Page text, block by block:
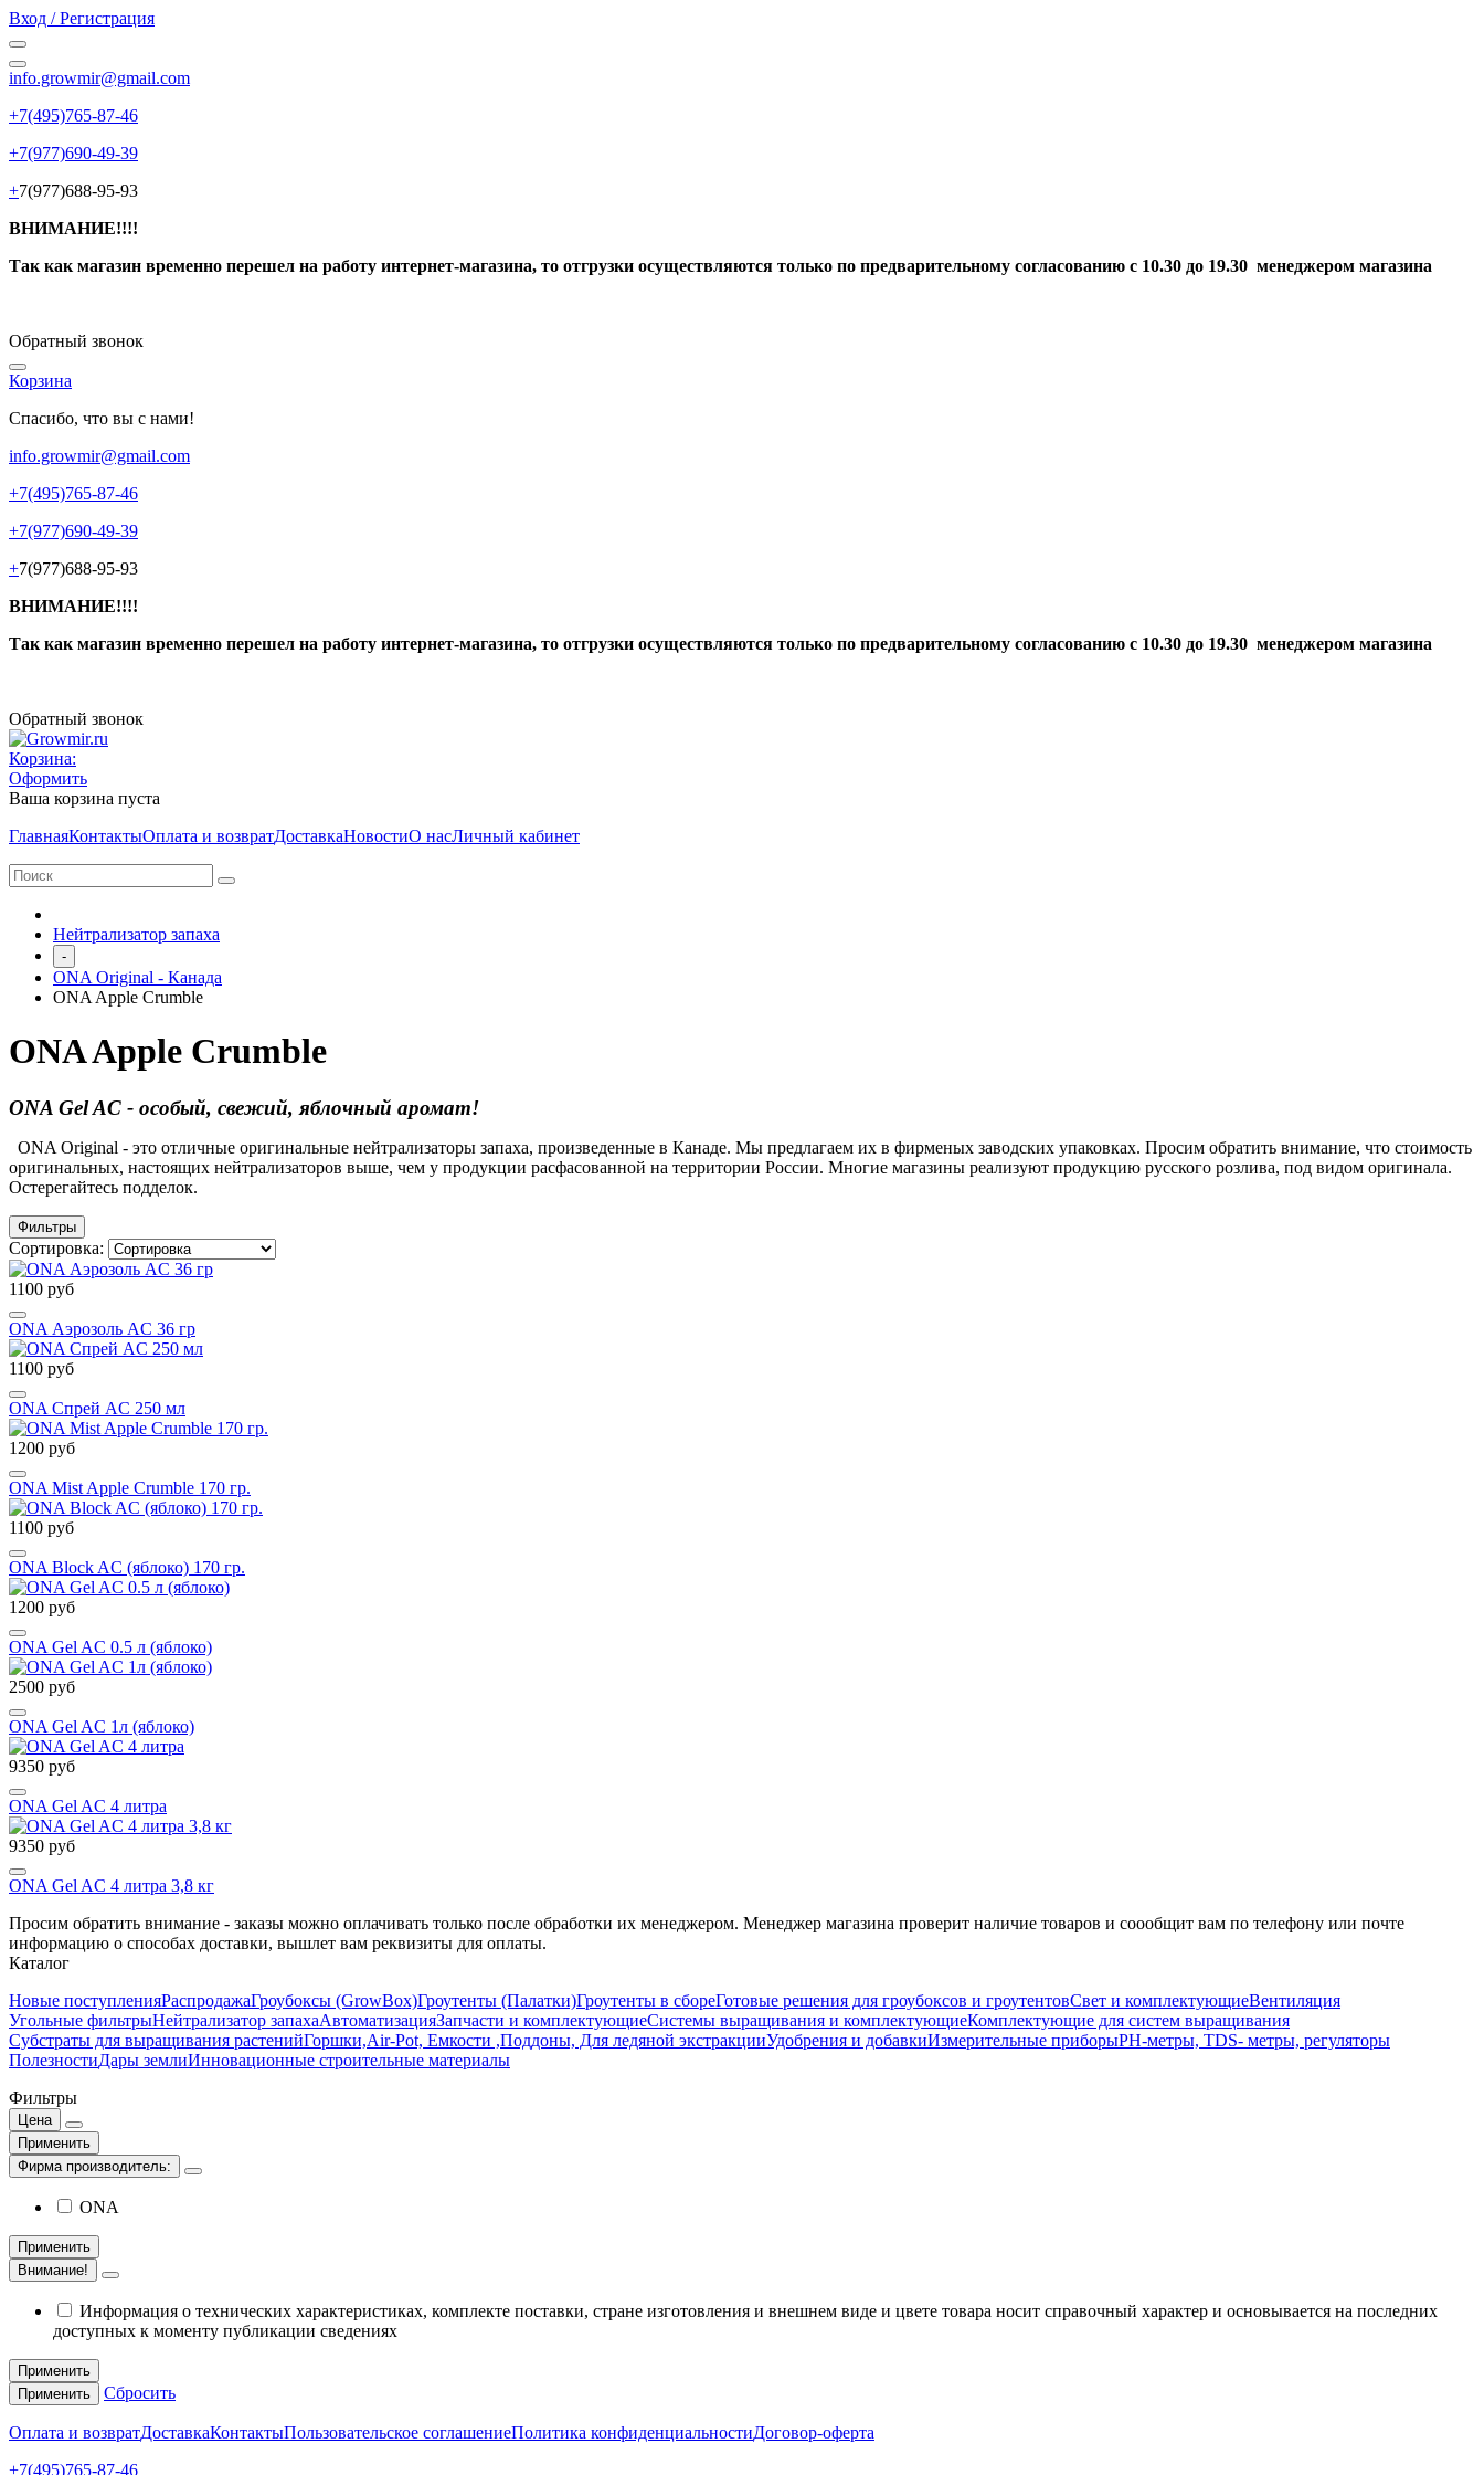
Вход / Регистрация
info.growmir@gmail.com
+7(495)765-87-46
+7(977)690-49-39
+7(977)688-95-93
ВНИМАНИЕ!!!!
Так как магазин временно перешел на работу интернет-магазина, то отгрузки осуществляются только по предварительному согласованию с 10.30 до 19.30 менеджером магазина
Обратный звонок
Корзина
Спасибо, что вы с нами!
info.growmir@gmail.com
+7(495)765-87-46
+7(977)690-49-39
+7(977)688-95-93
ВНИМАНИЕ!!!!
Так как магазин временно перешел на работу интернет-магазина, то отгрузки осуществляются только по предварительному согласованию с 10.30 до 19.30 менеджером магазина
Обратный звонок
Корзина:
Оформить
Ваша корзина пуста
ГлавнаяКонтактыОплата и возвратДоставкаНовостиО насЛичный кабинет
Нейтрализатор запаха
-
ONA Original - Канада
ONA Apple Crumble
ONA Apple Crumble
ONA Gel AC - особый, свежий, яблочный аромат!
ONA Original - это отличные оригинальные нейтрализаторы запаха, произведенные в Канаде. Мы предлагаем их в фирменых заводских упаковках. Просим обратить внимание, что стоимость
оригинальных, настоящих нейтрализаторов выше, чем у продукции расфасованной на территории России. Многие магазины реализуют продукцию русского розлива, под видом оригинала.
Остерегайтесь подделок.
Фильтры
Сортировка:
1100 руб
ONA Аэрозоль AC 36 гр
1100 руб
ONA Спрей AC 250 мл
1200 руб
ONA Mist Apple Crumble 170 гр.
1100 руб
ONA Block AC (яблоко) 170 гр.
1200 руб
ONA Gel AC 0.5 л (яблоко)
2500 руб
ONA Gel AC 1л (яблоко)
9350 руб
ONA Gel AC 4 литра
9350 руб
ONA Gel AC 4 литра 3,8 кг
Просим обратить внимание - заказы можно оплачивать только после обработки их менеджером. Менеджер магазина проверит наличие товаров и соообщит вам по телефону или почте
информацию о способах доставки, вышлет вам реквизиты для оплаты.
Каталог
Новые поступленияРаспродажаГроубоксы (GrowBox)Гроутенты (Палатки)Гроутенты в сбореГотовые решения для гроубоксов и гроутентовСвет и комплектующиеВентиляция
Угольные фильтрыНейтрализатор запахаАвтоматизацияЗапчасти и комплектующиеСистемы выращивания и комплектующиеКомплектующие для систем выращивания
Субстраты для выращивания растенийГоршки,Air-Pot, Емкости ,Поддоны, Для ледяной экстракцииУдобрения и добавкиИзмерительные приборыРН-метры, TDS- метры, регуляторы
ПолезностиДары землиИнновационные строительные материалы
Фильтры
Цена
Применить
Фирма производитель:
ONA
Применить
Внимание!
Информация о технических характеристиках, комплекте поставки, стране изготовления и внешнем виде и цвете товара носит справочный характер и основывается на последних
доступных к моменту публикации сведениях
Применить
Применить
Сбросить
Оплата и возвратДоставкаКонтактыПользовательское соглашениеПолитика конфиденциальностиДоговор-оферта
+7(495)765-87-46